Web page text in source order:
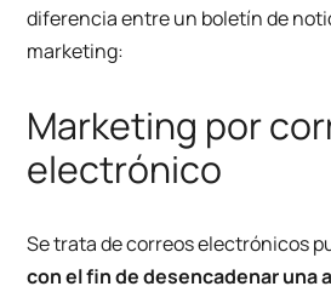
diferencia entre un boletín de
marketing:
Marketing por
electrónico
Se trata de correos electrónicos
con el fin de desencadenar una